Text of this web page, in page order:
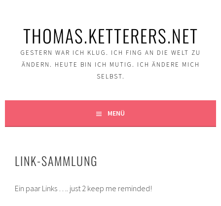
THOMAS.KETTERERS.NET
GESTERN WAR ICH KLUG. ICH FING AN DIE WELT ZU
ÄNDERN. HEUTE BIN ICH MUTIG. ICH ÄNDERE MICH
SELBST.
MENÜ
LINK-SAMMLUNG
Ein paar Links …. just 2 keep me reminded!